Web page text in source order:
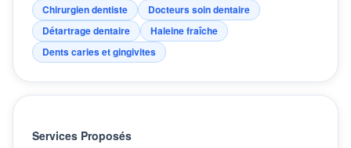
Chirurgien dentiste
Docteurs soin dentaire
Détartrage dentaire
Haleine fraîche
Dents caries et gingivites
Services Proposés